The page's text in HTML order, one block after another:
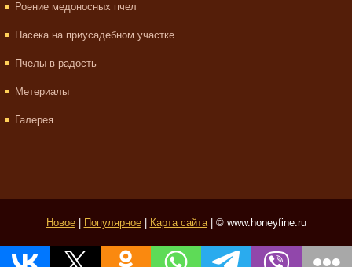
Роение медоносных пчел
Пасека на приусадебном участке
Пчелы в радость
Метериалы
Галерея
Новое| Популярное| Карта сайта| © www.honeyfine.ru